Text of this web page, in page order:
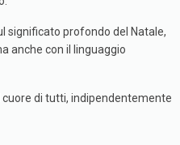
significato profondo del Natale,
anche con il linguaggio
cuore di tutti, indipendentemente